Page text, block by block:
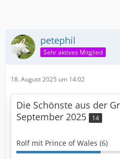
petephil
Sehr aktives Mitglied
18. August 2025 um 14:02
Die Schönste aus der
September 2025
14
Rolf mit Prince of Wales (6)